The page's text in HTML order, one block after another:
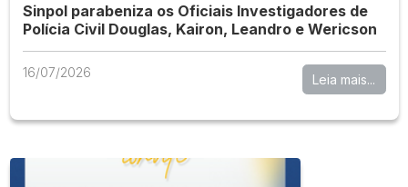
Sinpol parabeniza os Oficiais Investigadores de
Polícia Civil Douglas, Kairon, Leandro e Wericson
16/07/2026 Leia mais...